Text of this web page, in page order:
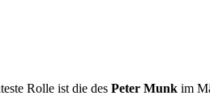
Rolle ist die des Peter Munk im